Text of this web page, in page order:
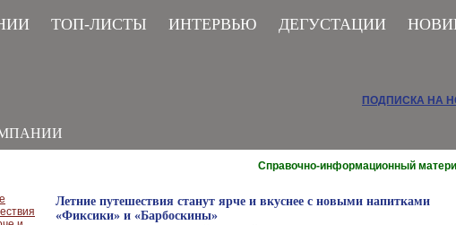
ТОП-ЛИСТЫ ИНТЕРВЬЮ ДЕГУСТАЦИИ
ПОДПИСКА НА
Справочно-информационный
Летние путешествия станут ярче и вкуснее с новыми напитками
«Фиксики» и «Барбоскины»